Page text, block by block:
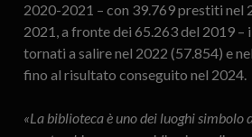
2020-2021 – con 39.769 prestiti nel
2021, a fronte dei 65.263 del 2019 –
tornati a salire nel 2022 (57.854) e
fino al risultato conseguito nel 2024.
«La biblioteca è uno dei luoghi simbolo